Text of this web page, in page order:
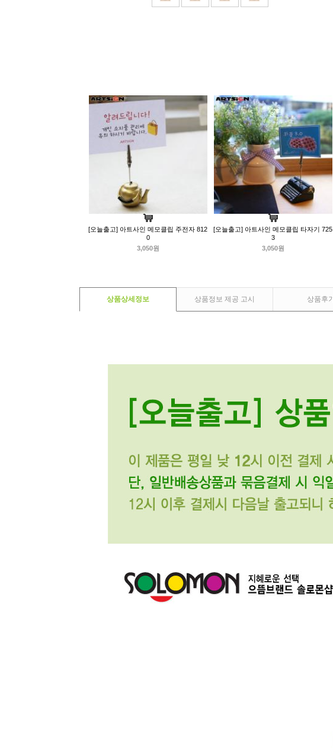
[오늘출고] 아트사인 메모클립 주전자 812
0
3,050원
[오늘출고] 아트사인 메모클립 타자기 725
3
3,050원
상품상세정보 상품정보 제공 고시 상품후기